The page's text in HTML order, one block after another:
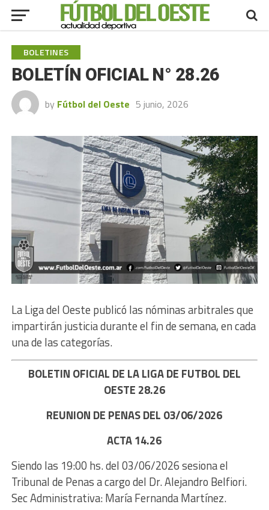
BOLETINES
BOLETÍN OFICIAL N° 28.26
by Fútbol del Oeste 5 junio, 2026
La Liga del Oeste publicó las nóminas arbitrales que
impartirán justicia durante el fin de semana, en cada
una de las categorías.
BOLETIN OFICIAL DE LA LIGA DE FUTBOL DEL
OESTE 28.26
REUNION DE PENAS DEL 03/06/2026
ACTA 14.26
Siendo las 19:00 hs. del 03/06/2026 sesiona el
Tribunal de Penas a cargo del Dr. Alejandro Belfiori.
Sec Administrativa: María Fernanda Martínez.